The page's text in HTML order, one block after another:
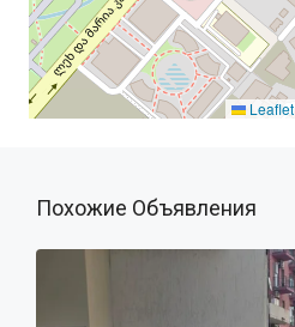
Leaflet
Похожие Объявления